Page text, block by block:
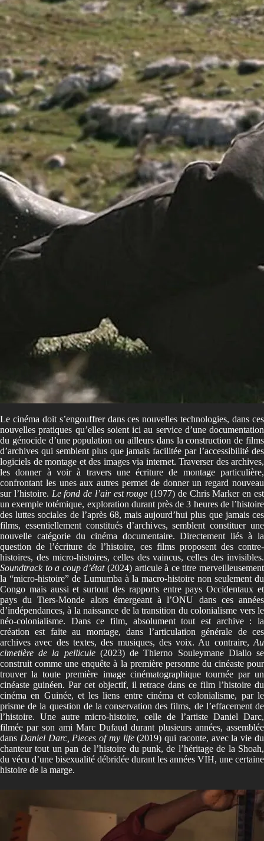
Le cinéma doit s’engouffrer dans ces nouvelles technologies, dans ces
nouvelles pratiques qu’elles soient ici au service d’une documentation
du génocide d’une population ou ailleurs dans la construction de films
d’archives qui semblent plus que jamais facilitée par l’accessibilité des
logiciels de montage et des images via internet. Traverser des archives,
les donner à voir à travers une écriture de montage particulière,
confrontant les unes aux autres permet de donner un regard nouveau
sur l’histoire. Le fond de l’air est rouge(1977) de Chris Marker en est
un exemple totémique, exploration durant près de 3 heures de l’histoire
des luttes sociales de l’après 68, mais aujourd’hui plus que jamais ces
films, essentiellement constitués d’archives, semblent constituer une
nouvelle catégorie du cinéma documentaire. Directement liés à la
question de l’écriture de l’histoire, ces films proposent des contre-
histoires, des micro-histoires, celles des vaincus, celles des invisibles.
Soundtrack to a coup d’état (2024) articule à ce titre merveilleusement
la “micro-histoire” de Lumumba à la macro-histoire non seulement du
Congo mais aussi et surtout des rapports entre pays Occidentaux et
pays du Tiers-Monde alors émergeant à l’ONU dans ces années
d’indépendances, à la naissance de la transition du colonialisme vers le
néo-colonialisme. Dans ce film, absolument tout est archive : la
création est faite au montage, dans l’articulation générale de ces
archives avec des textes, des musiques, des voix. Au contraire, Au
cimetière de la pellicule (2023) de Thierno Souleymane Diallo se
construit comme une enquête à la première personne du cinéaste pour
trouver la toute première image cinématographique tournée par un
cinéaste guinéen. Par cet objectif, il retrace dans ce film l’histoire du
cinéma en Guinée, et les liens entre cinéma et colonialisme, par le
prisme de la question de la conservation des films, de l’effacement de
l’histoire. Une autre micro-histoire, celle de l’artiste Daniel Darc,
filmée par son ami Marc Dufaud durant plusieurs années, assemblée
dans Daniel Darc, Pieces of my life(2019) qui raconte, avec la vie du
chanteur tout un pan de l’histoire du punk, de l’héritage de la Shoah,
du vécu d’une bisexualité débridée durant les années VIH, une certaine
histoire de la marge.